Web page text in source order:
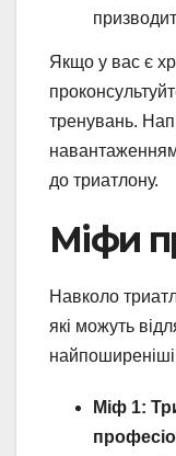
Якщо у вас є
тренувань.
до триатлону.
Міфи
Навколо
які можуть
Міф 1: